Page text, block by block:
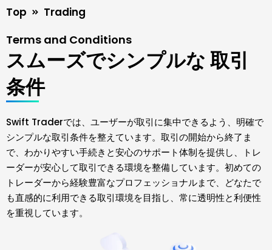
Top Trading
Terms and Conditions
スムーズでシンプルな 取引
条件
Swift Traderでは、ユーザーが取引に集中できるよう、明確で
シンプルな取引条件を整えています。取引の開始から終了ま
で、わかりやすい手続きと安心のサポート体制を提供し、トレ
ーダーが安心して取引できる環境を整備しています。初めての
トレーダーから経験豊富なプロフェッショナルまで、どなたで
も直感的に利用できる取引環境を目指し、常に透明性と利便性
を重視しています。